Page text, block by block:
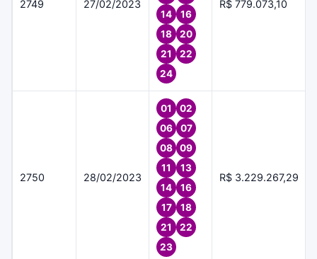
2749 27/02/2023
14
16
18
20
21
22
24
R$ 779.073,10
2750 28/02/2023
01
02
06
07
08
09
11
13
14
16
17
18
21
22
23
R$ 3.229.267,29